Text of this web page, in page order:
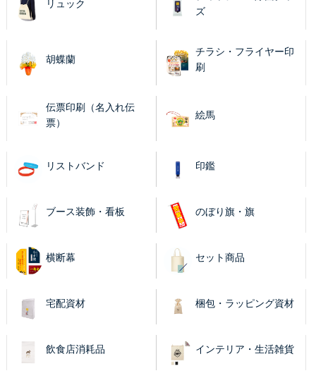
リュック
ズ
胡蝶蘭
チラシ・フライヤー印
刷
伝票印刷（名入れ伝
票）
絵馬
リストバンド 印鑑
ブース装飾・看板 のぼり旗・旗
横断幕 セット商品
宅配資材 梱包・ラッピング資材
飲食店消耗品 インテリア・生活雑貨